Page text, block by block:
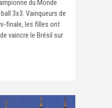
du Monde
3x3. Vainqueurs de
finale, les filles ont
vaincre le Brésil sur